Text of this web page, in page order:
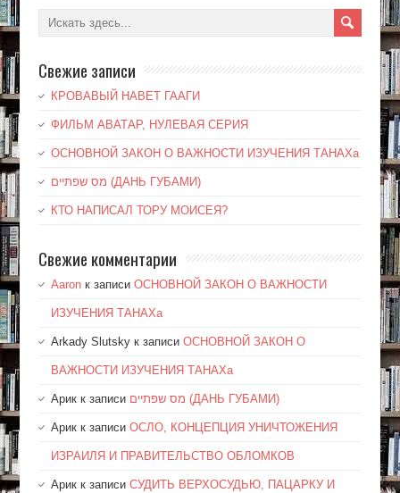
Свежие записи
КРОВАВЫЙ НАВЕТ ГААГИ
ФИЛЬМ АВАТАР, НУЛЕВАЯ СЕРИЯ
ОСНОВНОЙ ЗАКОН О ВАЖНОСТИ ИЗУЧЕНИЯ ТАНАХа
מס שפתיים (ДАНЬ ГУБАМИ)
КТО НАПИСАЛ ТОРУ МОИСЕЯ?
Свежие комментарии
Aaronк записи ОСНОВНОЙ ЗАКОН О ВАЖНОСТИ
ИЗУЧЕНИЯ ТАНАХа
Arkady Slutskyк записи ОСНОВНОЙ ЗАКОН О
ВАЖНОСТИ ИЗУЧЕНИЯ ТАНАХа
Арикк записи מס שפתיים (ДАНЬ ГУБАМИ)
Арикк записи ОСЛО, КОНЦЕПЦИЯ УНИЧТОЖЕНИЯ
ИЗРАИЛЯ И ПРАВИТЕЛЬСТВО ОБЛОМКОВ
Арикк записи СУДИТЬ ВЕРХОСУДЬЮ, ПАЦАРКУ И